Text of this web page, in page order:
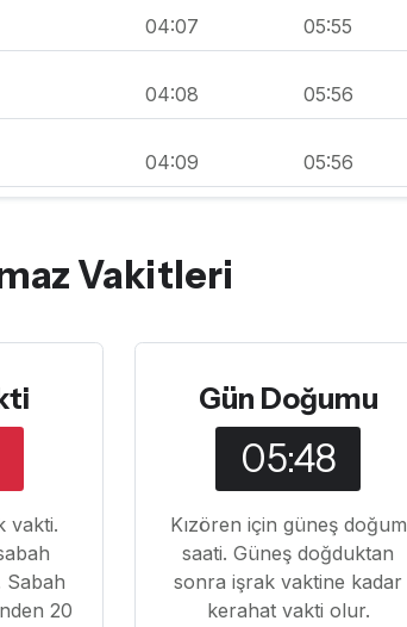
04:07 05:55
04:08 05:56
04:09 05:56
Vakitleri
vakti.
Sabah
20
Gün Doğumu
05:48
Kızören için güneş doğum
saati. Güneş doğduktan
sonra işrak vaktine kadar
kerahat vakti olur.